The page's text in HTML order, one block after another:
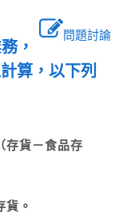
問題討論
，
算，以下列
存貨－食品存
貨。